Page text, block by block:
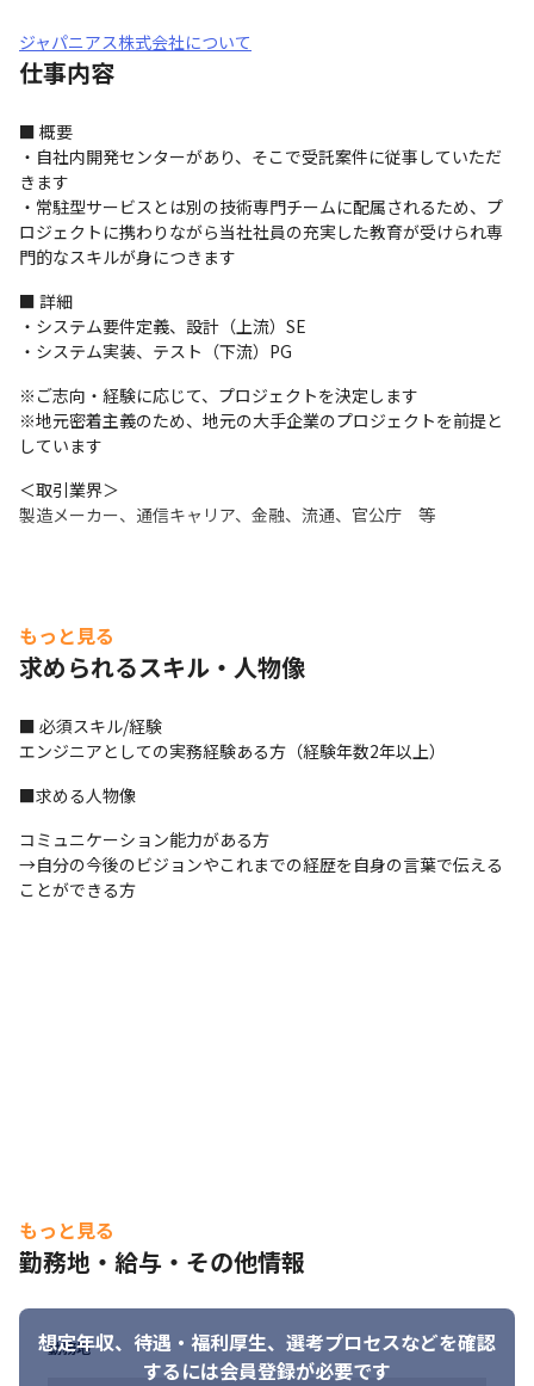
ジャパニアス株式会社について
仕事内容
■ 概要
・自社内開発センターがあり、そこで受託案件に従事していただ
きます
・常駐型サービスとは別の技術専門チームに配属されるため、プ
ロジェクトに携わりながら当社社員の充実した教育が受けられ専
門的なスキルが身につきます
■ 詳細
・システム要件定義、設計（上流）SE
・システム実装、テスト（下流）PG
※ご志向・経験に応じて、プロジェクトを決定します
※地元密着主義のため、地元の大手企業のプロジェクトを前提と
しています
＜取引業界＞
製造メーカー、通信キャリア、金融、流通、官公庁　等
もっと見る
求められるスキル・人物像
■ 必須スキル/経験
エンジニアとしての実務経験ある方（経験年数2年以上）
■求める人物像
コミュニケーション能力がある方
→自分の今後のビジョンやこれまでの経歴を自身の言葉で伝える
ことができる方
もっと見る
勤務地・給与・その他情報
想定年収、待遇・福利厚生、 選考プロセスなどを確認
するには会員登録が必要です
勤務地